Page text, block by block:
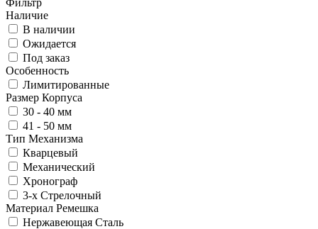
Наличие
В наличии
Ожидается
Под заказ
Особенность
Лимитированные
Размер Корпуса
30 - 40 мм
41 - 50 мм
Тип Механизма
Кварцевый
Механический
Хронограф
3-х Стрелочный
Материал Ремешка
Нержавеющая Сталь